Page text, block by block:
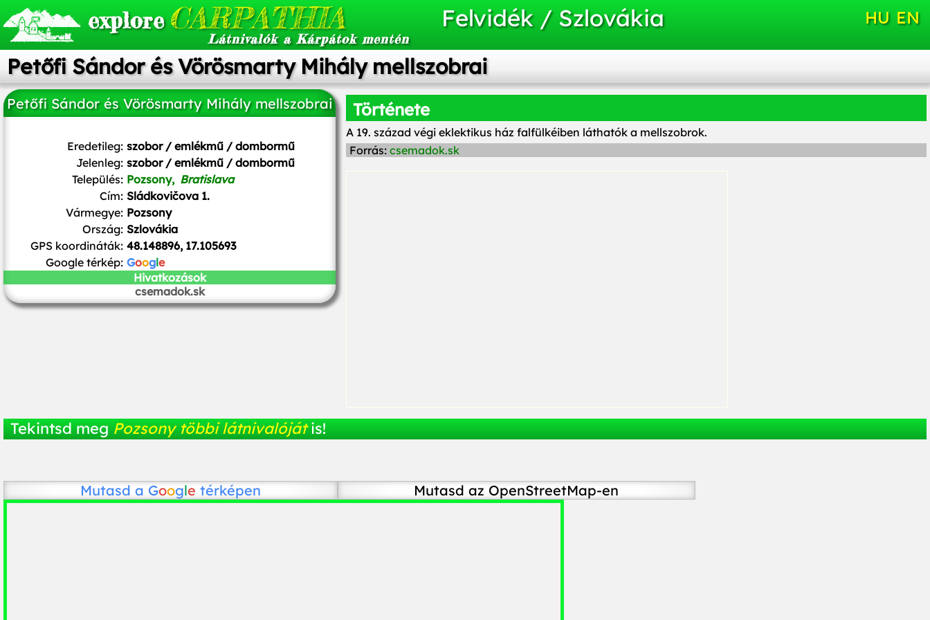
exploreCARPATHIA
Látnivalók a Kárpátok mentén
Felvidék / Szlovákia HU EN
Petőfi Sándor és Vörösmarty Mihály mellszobrai
Petőfi Sándor és Vörösmarty Mihály mellszobrai
Eredetileg: szobor / emlékmű / dombormű
Jelenleg: szobor / emlékmű / dombormű
Település: Pozsony, Bratislava
Cím: Sládkovičova 1.
Vármegye: Pozsony
Ország: Szlovákia
GPS koordináták: 48.148896, 17.105693
Google térkép: Google
Hivatkozások
csemadok.sk
Története
A 19. század végi eklektikus ház falfülkéiben láthatók a mellszobrok.
Forrás: csemadok.sk
Tekintsd meg Pozsony többi látnivalóját is!
Mutasd a Google térképen Mutasd az OpenStreetMap-en